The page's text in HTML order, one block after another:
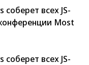
всех JS-
Most
всех JS-